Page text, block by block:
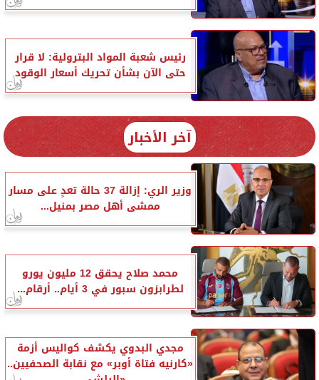
رئيس شعبة المواد البترولية: لا قرار
حتى الآن بشأن تحريك أسعار الوقود
آخر الأخبار
وزير الري: إزالة 37 حالة تعدٍ على مسار
ممشى أهل مصر بمنيل...
محمد صلاح يحقق 12 مليون يورو
لطرابزون سبور في 3 أيام.. أرقام...
مجدي البدوي يكشف كواليس أزمة
«كارنيه فتاة أوبر» مع نقابة الصحفيين..